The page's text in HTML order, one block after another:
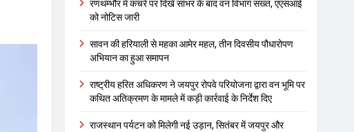
रणथम्भौर में कचरे पर दिखे सांभर के बाद वन विभाग सख्त, एएसआई
को नोटिस जारी
सावन की हरियाली से महका आमेर महल, तीन दिवसीय पौधारोपण
अभियान का हुआ समापन
राष्ट्रीय हरित अधिकरण ने जयपुर रोपवे परियोजना द्वारा वन भूमि पर
कथित अतिक्रमण के मामले में कड़ी कार्रवाई के निर्देश दिए
राजस्थान पर्यटन को मिलेगी नई उड़ान, सितंबर में जयपुर और